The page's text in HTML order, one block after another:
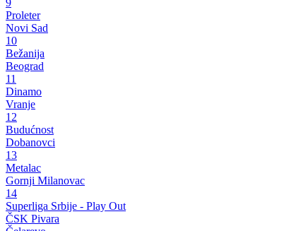
Proleter
Novi Sad
10
Bežanija
Beograd
11
Dinamo
Vranje
12
Budućnost
Dobanovci
13
Metalac
Gornji Milanovac
14
Superliga Srbije - Play Out
ČSK Pivara